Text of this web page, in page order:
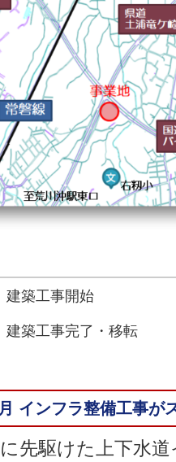
建築工事開始
建築工事完了・移転
インフラ整備工事が
先駆けた上下水